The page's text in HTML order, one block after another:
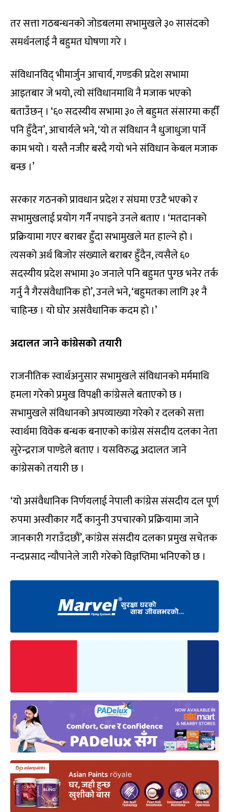
तर सत्ता गठबन्धनको जोडबलमा सभामुखले ३० सासंदको
समर्थनलाई नै बहुमत घोषणा गरे ।
संविधानविद् भीमार्जुन आचार्य, गण्डकी प्रदेश सभामा
आइतबार जे भयो, त्यो संविधानमाथि नै मजाक भएको
बताउँछन् । ‘६० सदस्यीय सभामा ३० ले बहुमत संसारमा कहीँ
पनि हुँदैन’, आचार्यले भने, ‘यो त संविधान नै धुजाधुजा पार्ने
काम भयो । यस्तै नजीर बस्दै गयो भने संविधान केबल मजाक
बन्छ ।’
सरकार गठनको प्रावधान प्रदेश र संघमा एउटै भएको र
सभामुखलाई प्रयोग गर्नै नपाइने उनले बताए । ‘मतदानको
प्रक्रियामा गएर बराबर हुँदा सभामुखले मत हाल्ने हो ।
त्यसको अर्थ बिजोर संख्याले बराबर हुँदैन, त्यसैले ६०
सदस्यीय प्रदेश सभामा ३० जनाले पनि बहुमत पुग्छ भनेर तर्क
गर्नु नै गैरसंवैधानिक हो’, उनले भने, ‘बहुमतका लागि ३१ नै
चाहिन्छ । यो घोर असंवैधानिक कदम हो ।’
अदालत जाने कांग्रेसको तयारी
राजनीतिक स्वार्थअनुसार सभामुखले संविधानको मर्ममाथि
हमला गरेको प्रमुख विपक्षी कांग्रेसले बताएको छ ।
सभामुखले संविधानको अपव्याख्या गरेको र दलको सत्ता
स्वार्थमा विवेक बन्धक बनाएको कांग्रेस संसदीय दलका नेता
सुरेन्द्रराज पाण्डेले बताए । यसविरुद्ध अदालत जाने
कांग्रेसको तयारी छ ।
‘यो असंवैधानिक निर्णयलाई नेपाली कांग्रेस संसदीय दल पूर्ण
रुपमा अस्वीकार गर्दै कानुनी उपचारको प्रक्रियामा जाने
जानकारी गराउँदछौं’, कांग्रेस संसदीय दलका प्रमुख सचेतक
नन्दप्रसाद न्यौपानेले जारी गरेको विज्ञप्तिमा भनिएको छ ।